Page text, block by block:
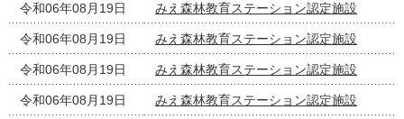
令和06年08月19日 みえ森林教育ステーション認定施設
令和06年08月19日 みえ森林教育ステーション認定施設
令和06年08月19日 みえ森林教育ステーション認定施設
令和06年08月19日 みえ森林教育ステーション認定施設